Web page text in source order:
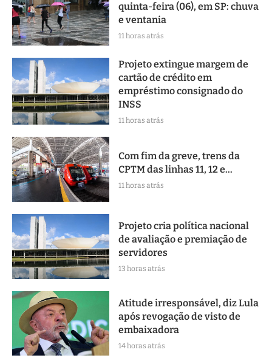
quinta-feira (06), em SP: chuva
e ventania
11 horas atrás
Projeto extingue margem de
cartão de crédito em
empréstimo consignado do
INSS
11 horas atrás
Com fim da greve, trens da
CPTM das linhas 11, 12 e...
11 horas atrás
Projeto cria política nacional
de avaliação e premiação de
servidores
13 horas atrás
Atitude irresponsável, diz Lula
após revogação de visto de
embaixadora
14 horas atrás